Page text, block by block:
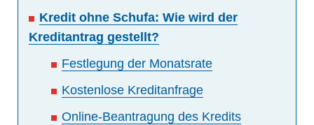
Kredit ohne Schufa: Wie wird der
Kreditantrag gestellt?
Festlegung der Monatsrate
Kostenlose Kreditanfrage
Online-Beantragung des Kredits